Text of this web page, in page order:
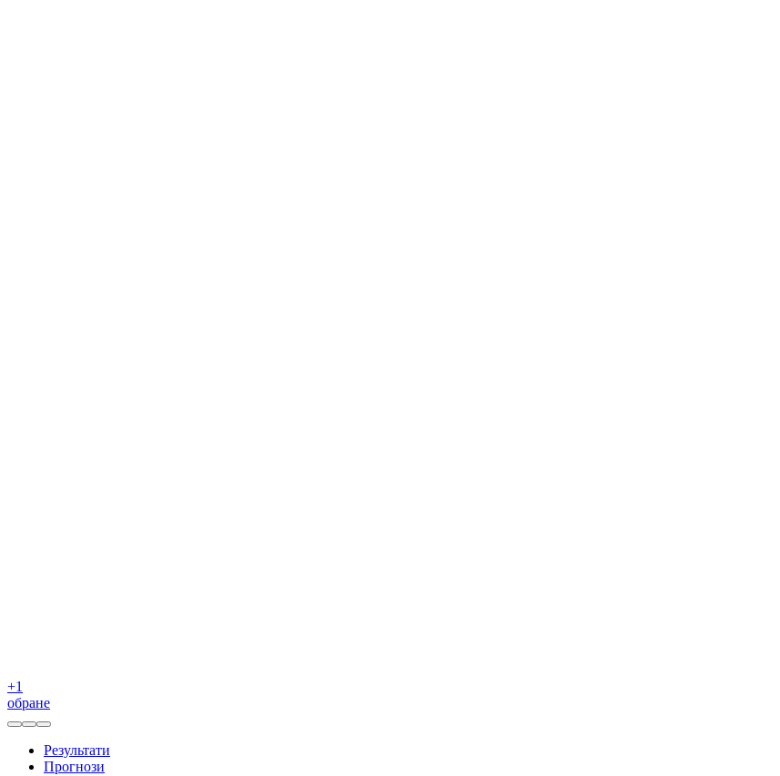
+1
обране
Результати
Прогнози